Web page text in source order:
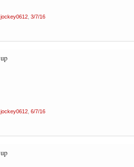
jockey0612 3/7/16
up
jockey0612 6/7/16
up